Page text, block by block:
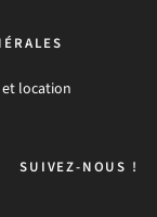
location
SUIVEZ-NOUS !